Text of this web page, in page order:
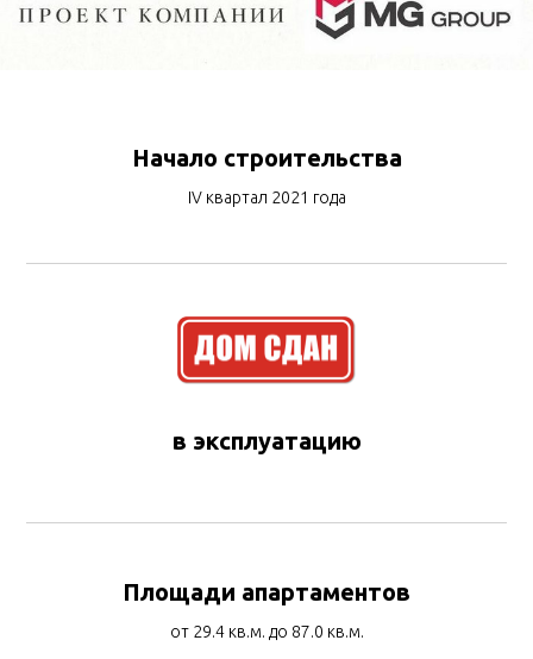
Начало строительства
IV квартал 2021 года
в эксплуатацию
Площади апартаментов
от 29.4 кв.м. до 87.0 кв.м.